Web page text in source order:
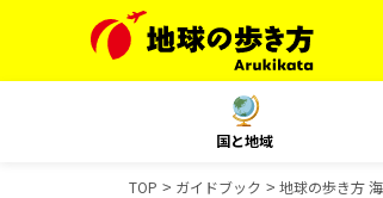
国と地域
TOP ガイドブック 地球の歩き方